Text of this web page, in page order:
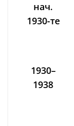
нач.
1930-те
1930–
1938